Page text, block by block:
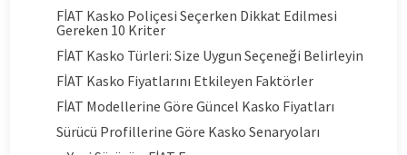
FİAT Kasko Poliçesi Seçerken Dikkat Edilmesi
Gereken 10 Kriter
FİAT Kasko Türleri: Size Uygun Seçeneği Belirleyin
FİAT Kasko Fiyatlarını Etkileyen Faktörler
FİAT Modellerine Göre Güncel Kasko Fiyatları
Sürücü Profillerine Göre Kasko Senaryoları